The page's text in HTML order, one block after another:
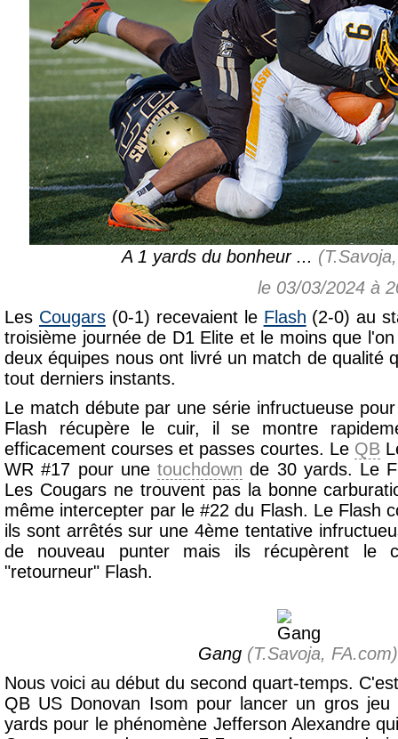
A 1 yards du bonheur ...
le 03/03/2024 à
Les Cougars(0-1) recevaient le Flash (2-0) au
troisième journée de D1 Elite et le moins que
deux équipes nous ont livré un match de qualité
tout derniers instants.
Le match débute par une série infructueuse
Flash récupère le cuir, il se montre
efficacement courses et passes courtes. Le QB
WR #17 pour une touchdown de 30 yards. Le
Les Cougars ne trouvent pas la bonne
même intercepter par le #22 du Flash. Le Flash
ils sont arrêtés sur une 4ème tentative
de nouveau punter mais ils récupèrent
"retourneur" Flash.
Gang (T.Savoja, FA.com)
Nous voici au début du second quart-temps.
QB US Donovan Isom pour lancer un gros
yards pour le phénomène Jefferson Alexandre